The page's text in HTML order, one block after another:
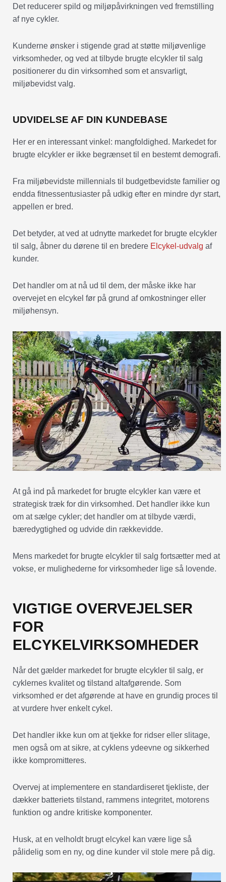
Det reducerer spild og miljøpåvirkningen ved fremstilling
af nye cykler.
Kunderne ønsker i stigende grad at støtte miljøvenlige
virksomheder, og ved at tilbyde brugte elcykler til salg
positionerer du din virksomhed som et ansvarligt,
miljøbevidst valg.
UDVIDELSE AF DIN KUNDEBASE
Her er en interessant vinkel: mangfoldighed. Markedet for
brugte elcykler er ikke begrænset til en bestemt demografi.
Fra miljøbevidste millennials til budgetbevidste familier og
endda fitnessentusiaster på udkig efter en mindre dyr start,
appellen er bred.
Det betyder, at ved at udnytte markedet for brugte elcykler
til salg, åbner du dørene til en bredere Elcykel-udvalg af
kunder.
Det handler om at nå ud til dem, der måske ikke har
overvejet en elcykel før på grund af omkostninger eller
miljøhensyn.
At gå ind på markedet for brugte elcykler kan være et
strategisk træk for din virksomhed. Det handler ikke kun
om at sælge cykler; det handler om at tilbyde værdi,
bæredygtighed og udvide din rækkevidde.
Mens markedet for brugte elcykler til salg fortsætter med at
vokse, er mulighederne for virksomheder lige så lovende.
VIGTIGE OVERVEJELSER
FOR
ELCYKELVIRKSOMHEDER
Når det gælder markedet for brugte elcykler til salg, er
cyklernes kvalitet og tilstand altafgørende. Som
virksomhed er det afgørende at have en grundig proces til
at vurdere hver enkelt cykel.
Det handler ikke kun om at tjekke for ridser eller slitage,
men også om at sikre, at cyklens ydeevne og sikkerhed
ikke kompromitteres.
Overvej at implementere en standardiseret tjekliste, der
dækker batteriets tilstand, rammens integritet, motorens
funktion og andre kritiske komponenter.
Husk, at en velholdt brugt elcykel kan være lige så
pålidelig som en ny, og dine kunder vil stole mere på dig.